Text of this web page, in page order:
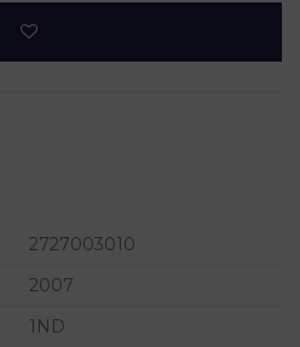
2727003010
2007
1ND